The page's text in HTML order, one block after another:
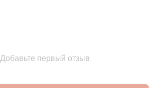
Добавьте первый отзыв